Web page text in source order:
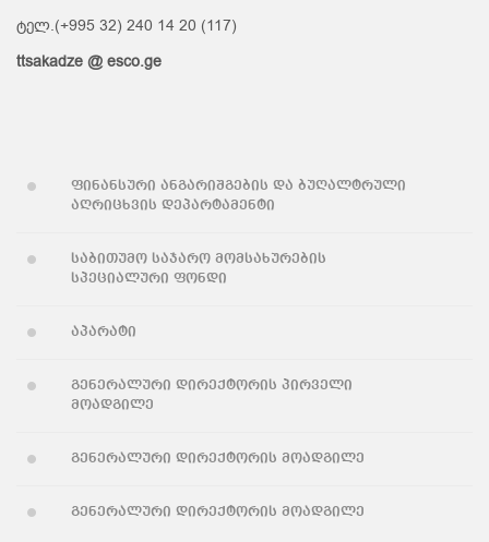
ტელ.(+995 32) 240 14 20 (117)
ttsakadze @ esco.ge
ფინანსური ანგარიშგების და ბუღალტრული
აღრიცხვის დეპარტამენტი
საბითუმო საჯარო მომსახურების
სპეციალური ფონდი
აპარატი
გენერალური დირექტორის პირველი
მოადგილე
გენერალური დირექტორის მოადგილე
გენერალური დირექტორის მოადგილე